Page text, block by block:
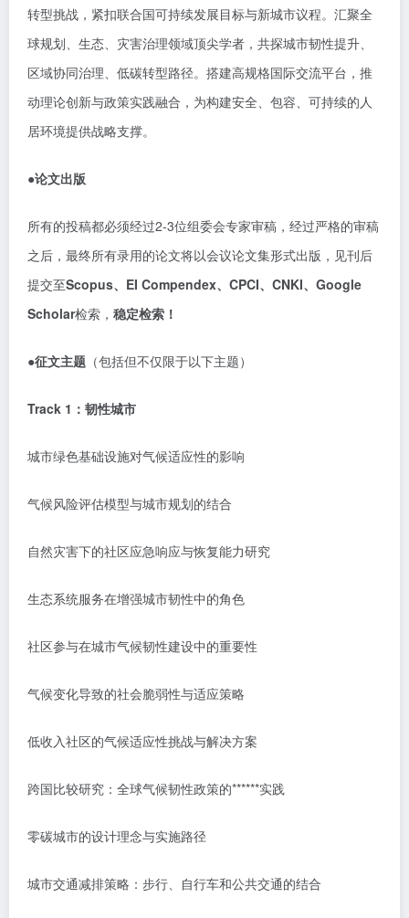
转型挑战，紧扣联合国可持续发展目标与新城市议程。汇聚全
球规划、生态、灾害治理领域顶尖学者，共探城市韧性提升、
区域协同治理、低碳转型路径。搭建高规格国际交流平台，推
动理论创新与政策实践融合，为构建安全、包容、可持续的人
居环境提供战略支撑。
●论文出版
所有的投稿都必须经过2-3位组委会专家审稿，经过严格的审稿
之后，最终所有录用的论文将以会议论文集形式出版，见刊后
提交至Scopus、EI Compendex、CPCI、CNKI、Google
Scholar检索， 稳定检索！
●征文主题 （包括但不仅限于以下主题）
Track 1：韧性城市
城市绿色基础设施对气候适应性的影响
气候风险评估模型与城市规划的结合
自然灾害下的社区应急响应与恢复能力研究
生态系统服务在增强城市韧性中的角色
社区参与在城市气候韧性建设中的重要性
气候变化导致的社会脆弱性与适应策略
低收入社区的气候适应性挑战与解决方案
跨国比较研究：全球气候韧性政策的******实践
零碳城市的设计理念与实施路径
城市交通减排策略：步行、自行车和公共交通的结合